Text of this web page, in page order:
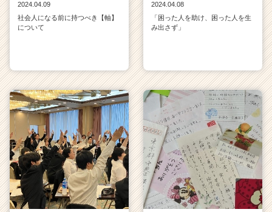
2024.04.09
社会人になる前に持つべき【軸】
について
2024.04.08
「困った人を助け、困った人を生
み出さず」